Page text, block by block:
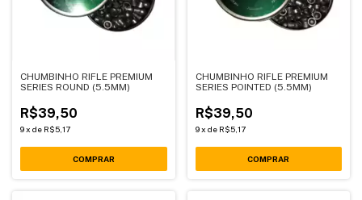
CHUMBINHO RIFLE PREMIUM
SERIES ROUND (5.5MM)
R$39,50
9x de R$5,17
CHUMBINHO RIFLE PREMIUM
SERIES POINTED (5.5MM)
R$39,50
9 x de R$5,17